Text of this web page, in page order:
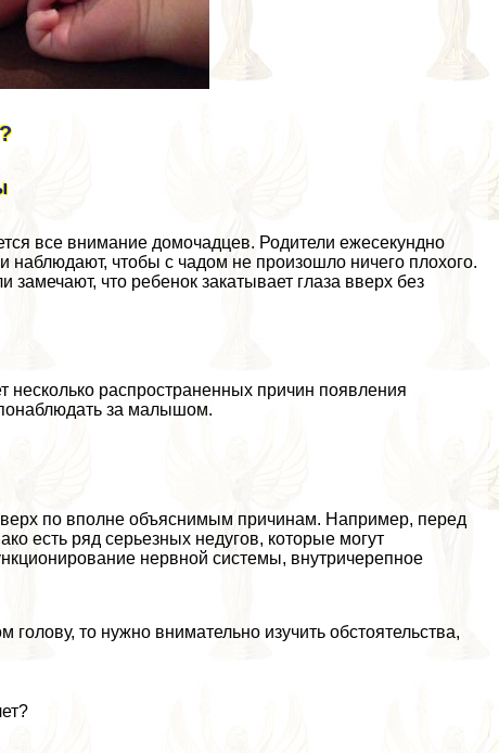
все внимание домочадцев. Родители ежесекундно
чтобы с чадом не произошло ничего плохого.
замечают, что ребенок закатывает глаза вверх без
несколько распространенных причин появления
за малышом.
по вполне объяснимым причинам. Например, перед
есть ряд серьезных недугов, которые могут
нервной системы, внутричерепное
то нужно внимательно изучить обстоятельства,